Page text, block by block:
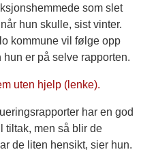
som slet
hun skulle, sist vinter.
kommune vil følge opp
er på selve rapporten.
uten hjelp (lenke).
har en god
tiltak, men så blir de
de liten hensikt, sier hun.